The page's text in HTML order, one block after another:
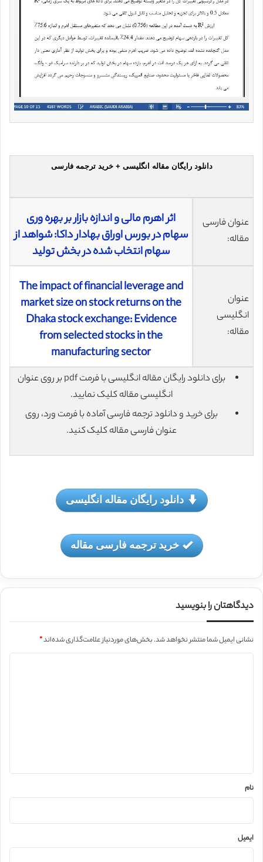
دانلود رایگان مقاله انگلیسی + خرید ترجمه فارسی
عنوان فارسی
مقاله:
اثر اهرم مالی و اندازه بازار بر بهره وری
سهام در بورس اوراق بهادار داکا: شواهد از
سهام انتخاب شده در بخش تولید
عنوان
انگلیسی
مقاله:
The impact of financial leverage and
market size on stock returns on the
Dhaka stock exchange: Evidence
from selected stocks in the
manufacturing sector
برای دانلود رایگان مقاله انگلیسی با فرمت pdf بر روی عنوان
انگلیسی مقاله کلیک نمایید.
برای خرید و دانلود ترجمه فارسی آماده با فرمت ورد، روی
عنوان فارسی مقاله کلیک کنید.
دانلود رایگان مقاله انگلیسی
خرید ترجمه فارسی مقاله
دیدگاهتان را بنویسید
نشانی ایمیل شما منتشر نخواهد شد.بخش‌های موردنیاز علامت‌گذاری شده‌اند*
نام
ایمیل